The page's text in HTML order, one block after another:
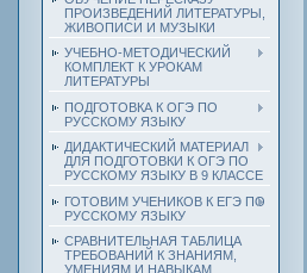
ПРОИЗВЕДЕНИЙ ЛИТЕРАТУРЫ,
ЖИВОПИСИ И МУЗЫКИ
УЧЕБНО-МЕТОДИЧЕСКИЙ
КОМПЛЕКТ К УРОКАМ
ЛИТЕРАТУРЫ
ПОДГОТОВКА К ОГЭ ПО
РУССКОМУ ЯЗЫКУ
ДИДАКТИЧЕСКИЙ МАТЕРИАЛ
ДЛЯ ПОДГОТОВКИ К ОГЭ ПО
РУССКОМУ ЯЗЫКУ В 9 КЛАССЕ
ГОТОВИМ УЧЕНИКОВ К ЕГЭ ПО
РУССКОМУ ЯЗЫКУ
СРАВНИТЕЛЬНАЯ ТАБЛИЦА
ТРЕБОВАНИЙ К ЗНАНИЯМ,
УМЕНИЯМ И НАВЫКАМ